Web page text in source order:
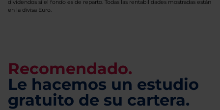
dividendos si el fondo es de reparto. Todas las rentabilidades mostradas están
en la divisa Euro.
Recomendado.
Le hacemos un estudio
gratuito de su cartera.